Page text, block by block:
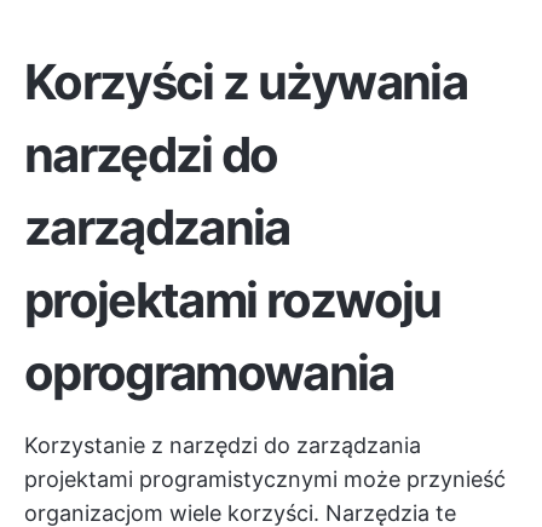
Korzyści z używania
narzędzi do
zarządzania
projektami rozwoju
oprogramowania
Korzystanie z narzędzi do zarządzania
projektami programistycznymi może przynieść
organizacjom wiele korzyści. Narzędzia te